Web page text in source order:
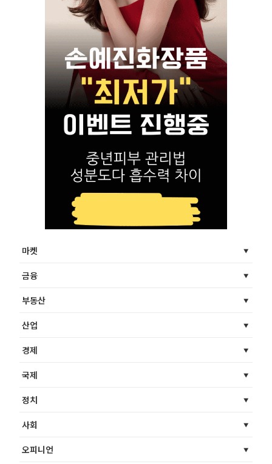
마켓
금융
부동산
산업
경제
국제
정치
사회
오피니언